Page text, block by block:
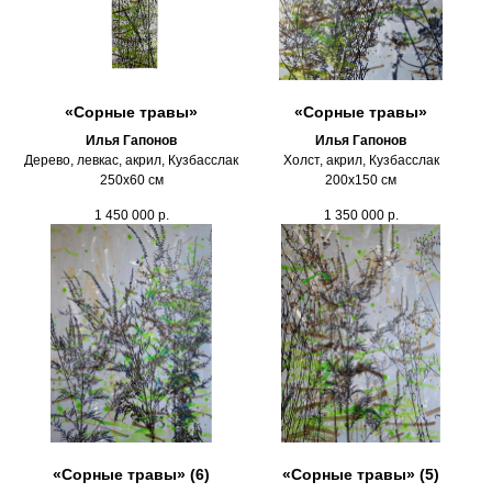
«Сорные травы»
Илья Гапонов
Дерево, левкас, акрил, Кузбасслак
250х60 см
1 450 000 р.
«Сорные травы»
Илья Гапонов
Холст, акрил, Кузбасслак
200х150 см
1 350 000 р.
«Сорные травы» (6) «Сорные травы» (5)